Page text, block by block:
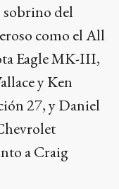
del
como el All
Eagle MK-III,
y Ken
27, y Daniel
a Craig